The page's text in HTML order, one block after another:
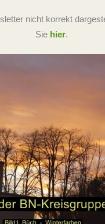
nicht korrekt
Sie hier.